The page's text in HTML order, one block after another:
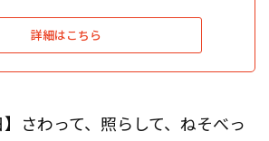
詳細はこちら
】さわって、照らして、ねそべっ